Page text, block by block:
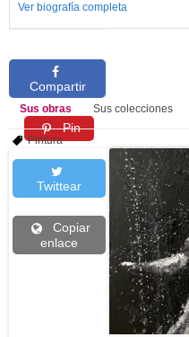
Ver biografía completa
Compartir
Pin
Twittear
Copiar
enlace
Sus obras Sus colecciones
Pintura